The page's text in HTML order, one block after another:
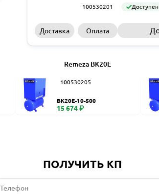
100530201 Доступен
Доставка Оплата
Remeza ВК20Е
100530205
ВК20Е-10-500
15 674 ₽
ПОЛУЧИТЬ КП